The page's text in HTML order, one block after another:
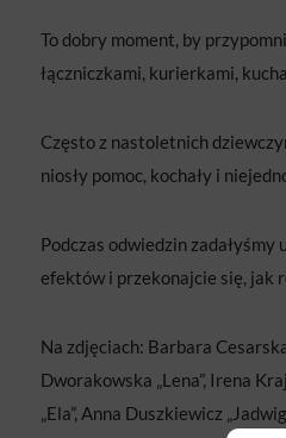
To dobry moment, by
łączniczkami, kurierkami,
Często z nastoletnich
niosły pomoc, kochały i
Podczas odwiedzin
efektów i przekonajcie się, jak
Na zdjęciach: Barbara
Dworakowska „Lena”, Irena
„Ela”, Anna Duszkiewicz